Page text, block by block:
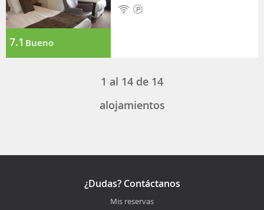
7.1 Bueno
1 al 14 de 14
alojamientos
¿Dudas? Contáctanos
Mis reservas